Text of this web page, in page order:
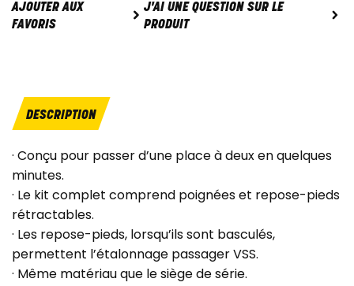
AJOUTER AUX
FAVORIS
J'AI UNE QUESTION SUR LE
PRODUIT
DESCRIPTION
· Conçu pour passer d’une place à deux en quelques
minutes.
· Le kit complet comprend poignées et repose-pieds
rétractables.
· Les repose-pieds, lorsqu’ils sont basculés,
permettent l’étalonnage passager VSS.
· Même matériau que le siège de série.